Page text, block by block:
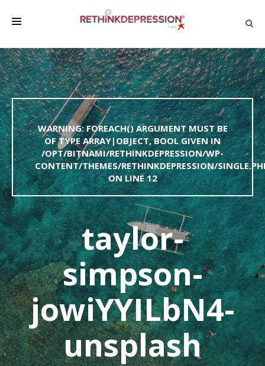
QUIÉNES SOMOS
ACERCA DE LA DEPRESIÓN
HABLAR CON LOS DEMÁS
BIENESTAR
FAMILIA Y AMIGOS
EMPRESA
DEPRESSÃO SEM RODEIOS
WARNING: FOREACH() ARGUMENT MUST BE
OF TYPE ARRAY|OBJECT, BOOL GIVEN IN
/OPT/BITNAMI/RETHINKDEPRESSION/WP-
CONTENT/THEMES/RETHINKDEPRESSION/
ON LINE12
taylor-
simpson-
jowiYYILbN4-
unsplash